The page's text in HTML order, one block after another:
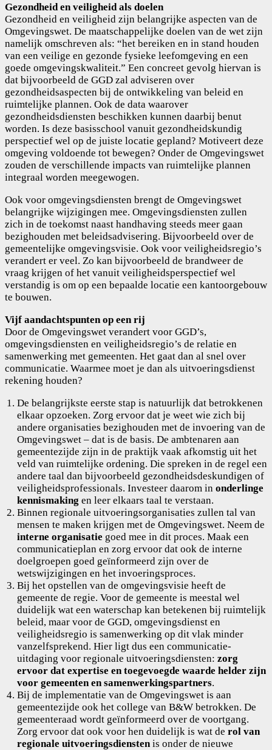
Gezondheid en veiligheid als doelen
Gezondheid en veiligheid zijn belangrijke aspecten van de
Omgevingswet. De maatschappelijke doelen van de wet zijn
namelijk omschreven als: “het bereiken en in stand houden
van een veilige en gezonde fysieke leefomgeving en een
goede omgevingskwaliteit.” Een concreet gevolg hiervan is
dat bijvoorbeeld de GGD zal adviseren over
gezondheidsaspecten bij de ontwikkeling van beleid en
ruimtelijke plannen. Ook de data waarover
gezondheidsdiensten beschikken kunnen daarbij benut
worden. Is deze basisschool vanuit gezondheidskundig
perspectief wel op de juiste locatie gepland? Motiveert deze
omgeving voldoende tot bewegen? Onder de Omgevingswet
zouden de verschillende impacts van ruimtelijke plannen
integraal worden meegewogen.
Ook voor omgevingsdiensten brengt de Omgevingswet
belangrijke wijzigingen mee. Omgevingsdiensten zullen
zich in de toekomst naast handhaving steeds meer gaan
bezighouden met beleidsadvisering. Bijvoorbeeld over de
gemeentelijke omgevingsvisie. Ook voor veiligheidsregio’s
verandert er veel. Zo kan bijvoorbeeld de brandweer de
vraag krijgen of het vanuit veiligheidsperspectief wel
verstandig is om op een bepaalde locatie een kantoorgebouw
te bouwen.
Vijf aandachtspunten op een rij
Door de Omgevingswet verandert voor GGD’s,
omgevingsdiensten en veiligheidsregio’s de relatie en
samenwerking met gemeenten. Het gaat dan al snel over
communicatie. Waarmee moet je dan als uitvoeringsdienst
rekening houden?
De belangrijkste eerste stap is natuurlijk dat betrokkenen
elkaar opzoeken. Zorg ervoor dat je weet wie zich bij
andere organisaties bezighouden met de invoering van de
Omgevingswet – dat is de basis. De ambtenaren aan
gemeentezijde zijn in de praktijk vaak afkomstig uit het
veld van ruimtelijke ordening. Die spreken in de regel een
andere taal dan bijvoorbeeld gezondheidsdeskundigen of
veiligheidsprofessionals. Investeer daarom in onderlinge
kennismaking en leer elkaars taal te verstaan.
Binnen regionale uitvoeringsorganisaties zullen tal van
mensen te maken krijgen met de Omgevingswet. Neem de
interne organisatie goed mee in dit proces. Maak een
communicatieplan en zorg ervoor dat ook de interne
doelgroepen goed geïnformeerd zijn over de
wetswijzigingen en het invoeringsproces.
Bij het opstellen van de omgevingsvisie heeft de
gemeente de regie. Voor de gemeente is meestal wel
duidelijk wat een waterschap kan betekenen bij ruimtelijk
beleid, maar voor de GGD, omgevingsdienst en
veiligheidsregio is samenwerking op dit vlak minder
vanzelfsprekend. Hier ligt dus een communicatie-
uitdaging voor regionale uitvoeringsdiensten: zorg
ervoor dat expertise en toegevoegde waarde helder zijn
voor gemeenten en samenwerkingspartners.
Bij de implementatie van de Omgevingswet is aan
gemeentezijde ook het college van B&W betrokken. De
gemeenteraad wordt geïnformeerd over de voortgang.
Zorg ervoor dat ook voor hen duidelijk is wat de rol van
regionale uitvoeringsdiensten is onder de nieuwe